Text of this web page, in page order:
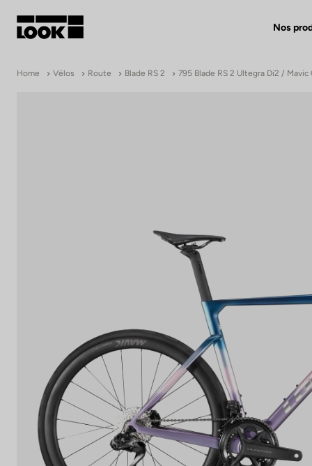
Nos
Home Vélos Route Blade RS 2 795 Blade RS 2 Ultegra Di2 / Mavic